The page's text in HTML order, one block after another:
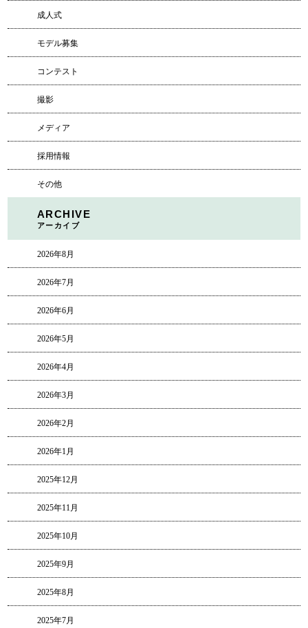
成人式
モデル募集
コンテスト
撮影
メディア
採用情報
その他
ARCHIVE
アーカイブ
2026年8月
2026年7月
2026年6月
2026年5月
2026年4月
2026年3月
2026年2月
2026年1月
2025年12月
2025年11月
2025年10月
2025年9月
2025年8月
2025年7月